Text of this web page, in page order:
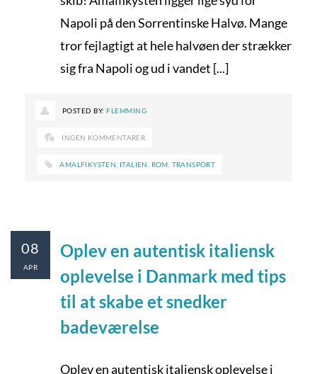
Napoli på den Sorrentinske Halvø. Mange
tror fejlagtigt at hele halvøen der strækker
sig fra Napoli og ud i vandet [...]
POSTED BY:FLEMMING
INGEN KOMMENTARER
AMALFIKYSTEN ITALIEN ROM TRANSPORT
Oplev en autentisk italiensk
oplevelse i Danmark med tips
til at skabe et snedker
badeværelse
Oplev en autentisk italiensk oplevelse i
08
APR